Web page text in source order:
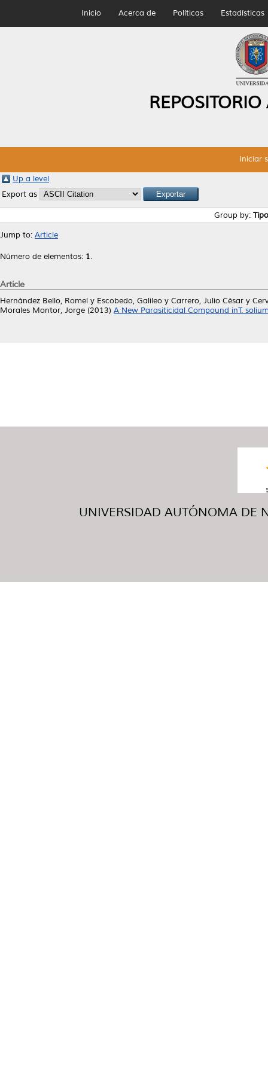
Inicio Acerca de Políticas Estadísticas
Iniciar
Up a level
Export as
Group by:
Jump to: Article
Número de elementos: 1.
Article
Hernández Bello, Romel y Escobedo, Galileo y Carrero, Julio César y
Morales Montor, Jorge (2013) A New Parasiticidal Compound inT.
UNIVERSIDAD AUTÓNOMA DE